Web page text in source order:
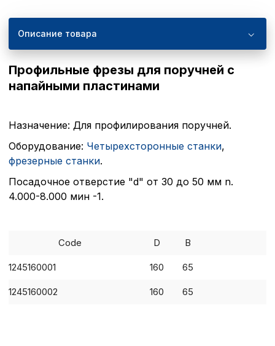
Описание товара
Профильные фрезы для поручней с
напайными пластинами
Назначение: Для профилирования поручней.
Оборудование: Четырехсторонные станки,
фрезерные станки.
Посадочное отверстие "d" от 30 до 50 мм n.
4.000-8.000 мин -1.
Code D B
1245160001 160 65
1245160002 160 65
Политика в
Настройте параметры